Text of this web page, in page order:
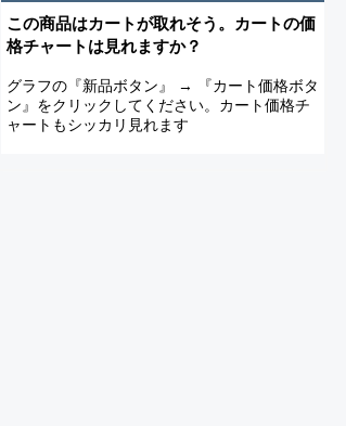
この商品はカートが取れそう。カートの価
格チャートは見れますか？
グラフの『新品ボタン』 → 『カート価格ボタ
ン』をクリックしてください。カート価格チ
ャートもシッカリ見れます